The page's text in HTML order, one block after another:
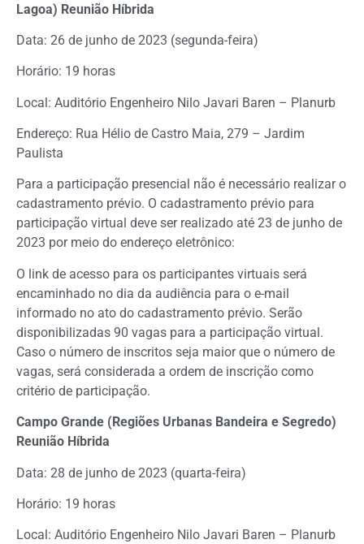
Lagoa) Reunião Híbrida
Data: 26 de junho de 2023 (segunda-feira)
Horário: 19 horas
Local: Auditório Engenheiro Nilo Javari Baren – Planurb
Endereço: Rua Hélio de Castro Maia, 279 – Jardim
Paulista
Para a participação presencial não é necessário realizar o
cadastramento prévio. O cadastramento prévio para
participação virtual deve ser realizado até 23 de junho de
2023 por meio do endereço eletrônico:
O link de acesso para os participantes virtuais será
encaminhado no dia da audiência para o e-mail
informado no ato do cadastramento prévio. Serão
disponibilizadas 90 vagas para a participação virtual.
Caso o número de inscritos seja maior que o número de
vagas, será considerada a ordem de inscrição como
critério de participação.
Campo Grande (Regiões Urbanas Bandeira e Segredo)
Reunião Híbrida
Data: 28 de junho de 2023 (quarta-feira)
Horário: 19 horas
Local: Auditório Engenheiro Nilo Javari Baren – Planurb